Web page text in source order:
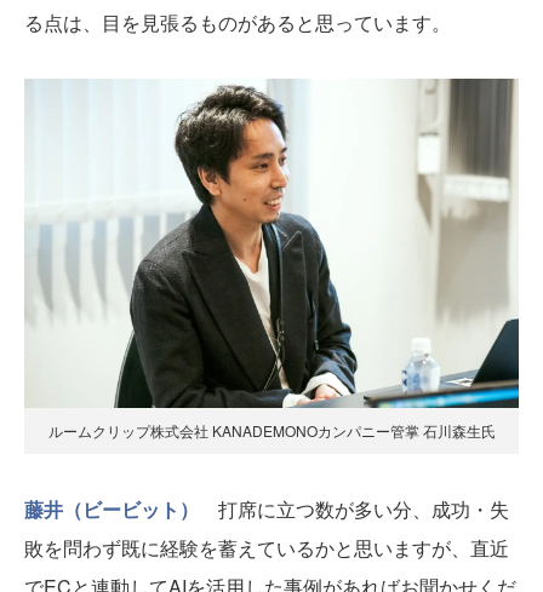
る点は、目を見張るものがあると思っています。
ルームクリップ株式会社 KANADEMONOカンパニー管掌 石川森生氏
藤井（ビービット）
打席に立つ数が多い分、成功・失
敗を問わず既に経験を蓄えているかと思いますが、直近